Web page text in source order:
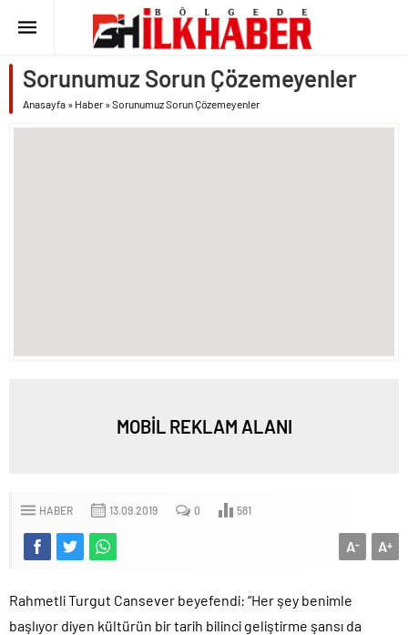
Sorunumuz Sorun Çözemeyenler
Anasayfa » Haber »Sorunumuz Sorun Çözemeyenler
MOBİL REKLAM ALANI
HABER 13.09.2019 0 581
A+
A-
Rahmetli Turgut Cansever beyefendi: “Her şey benimle
başlıyor diyen kültürün bir tarih bilinci geliştirme şansı da